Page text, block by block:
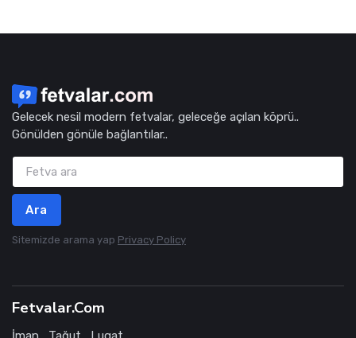
Gelecek nesil modern fetvalar, geleceğe açılan köprü..
Gönülden gönüle bağlantılar..
Ara
Sitemizde arama yap Privacy Policy
Fetvalar.Com